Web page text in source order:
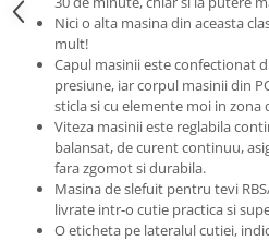
Nici o alta masina din aceasta
mult!
Capul masinii este confectionat
presiune, iar corpul masinii din
sticla si cu elemente moi in zona
Viteza masinii este reglabila
balansat, de curent continuu,
fara zgomot si durabila.
Masina de slefuit pentru tevi
livrate intr-o cutie practica si
O eticheta pe lateralul cutiei,